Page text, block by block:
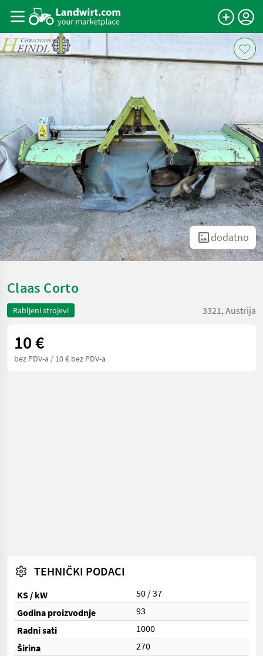
dodatno
Claas Corto
Rabljeni strojevi 3321, Austrija
10 €
bez PDV-a / 10 € bez PDV-a
TEHNIČKI PODACI
KS / kW
50 / 37
Godina proizvodnje
93
Radni sati
1000
Širina
270